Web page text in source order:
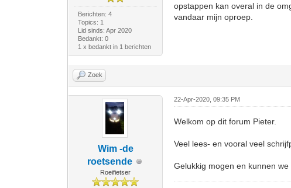
Berichten: 4
Topics: 1
Lid sinds: Apr 2020
Bedankt: 0
1 x bedankt in 1 berichten
opstappen kan overal in de
vandaar mijn oproep.
Zoek
Wim -de
roetsende
Roeifietser
22-Apr-2020, 09:35 PM
Welkom op dit forum Pieter.
Veel lees- en vooral veel
Gelukkig mogen en kunnen